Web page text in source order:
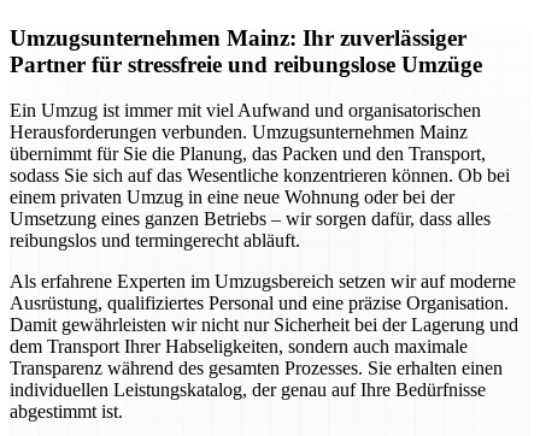
Umzugsunternehmen Mainz: Ihr zuverlässiger
Partner für stressfreie und reibungslose Umzüge
Ein Umzug ist immer mit viel Aufwand und organisatorischen
Herausforderungen verbunden. Umzugsunternehmen Mainz
übernimmt für Sie die Planung, das Packen und den Transport,
sodass Sie sich auf das Wesentliche konzentrieren können. Ob bei
einem privaten Umzug in eine neue Wohnung oder bei der
Umsetzung eines ganzen Betriebs – wir sorgen dafür, dass alles
reibungslos und termingerecht abläuft.
Als erfahrene Experten im Umzugsbereich setzen wir auf moderne
Ausrüstung, qualifiziertes Personal und eine präzise Organisation.
Damit gewährleisten wir nicht nur Sicherheit bei der Lagerung und
dem Transport Ihrer Habseligkeiten, sondern auch maximale
Transparenz während des gesamten Prozesses. Sie erhalten einen
individuellen Leistungskatalog, der genau auf Ihre Bedürfnisse
abgestimmt ist.